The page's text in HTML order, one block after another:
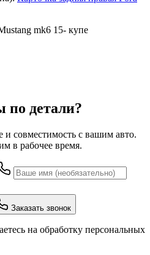
mk6 15- купе
по детали?
совместимость с вашим авто.
в рабочее время.
Заказать звонок
на обработку персональных